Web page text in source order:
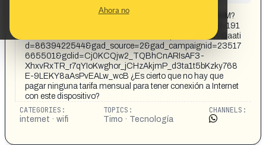
Ahora no
https://wacnbaot.com/detail/2ZJpd5APUiAm66w6PkvM?
from=google&utm_content=23517665501&adset_id=191
226614574&ad_id=795292255674&opt_id=635277&aati
d=8639422544&gad_source=2&gad_campaignid=23517
665501&gclid=Cj0KCQjw2_TQBhCnARIsAF3-
XhxvRxTR_r7qYIoKwghor_jCHzAkjmP_d3ta1t5bKzky768
E-9LEKY8aAsPvEALw_wcB ¿Es cierto que no hay que
pagar ninguna tarifa mensual para tener conexión a Internet
con este dispositivo?
CATEGORIES:
internet · wifi
TOPICS:
Timo · Tecnología
CHANNELS: